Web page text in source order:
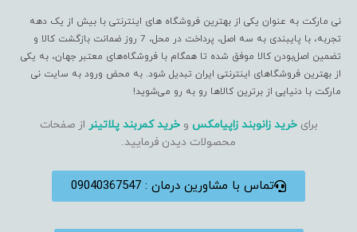
نی مارکت به عنوان یکی از بهترین فروشگاه های اینترنتی با بیش از یک دهه
تجربه، با پایبندی به سه اصل، پرداخت در محل، 7 روز ضمانت بازگشت کالا و
تضمین اصل‌بودن کالا موفق شده تا همگام با فروشگاه‌های معتبر جهان، به یکی
از بهترین فروشگاهای اینترنتی ایران تبدیل شود. به محض ورود به سایت نی
مارکت با دنیایی از برترین کالاها رو به رو می‌شوید!
برایخرید زانوبند زاپیامکس وخرید کمربند پلاتینر از صفحات
محصولات دیدن فرمایید.
تماس با مشاورین درمان : 09040367547